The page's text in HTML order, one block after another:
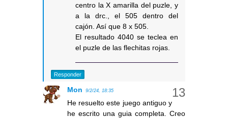
centro la X amarilla del puzle, y
a la drc., el 505 dentro del
cajón. Así que 8 x 505.
El resultado 4040 se teclea en
el puzle de las flechitas rojas.
Responder
Mon 9/2/24, 18:35
He resuelto este juego antiguo y
he escrito una guia completa. Creo